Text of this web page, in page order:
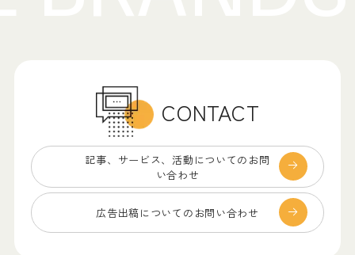
CONTACT
記事、サービス、 活動についてのお問
い合わせ
広告出稿についての お問い合わせ